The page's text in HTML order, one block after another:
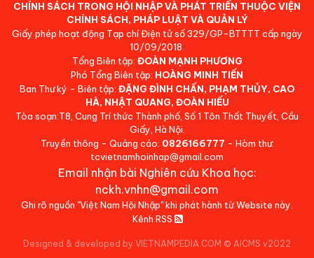
CHÍNH SÁCH TRONG HỘI NHẬP VÀ PHÁT TRIỂN THUỘC VIỆN
CHÍNH SÁCH, PHÁP LUẬT VÀ QUẢN LÝ
Giấy phép hoạt động Tạp chí Điện tử số 329/GP-BTTTT cấp ngày
10/09/2018.
Tổng Biên tập: ĐOÀN MẠNH PHƯƠNG
Phó Tổng Biên tập: HOÀNG MINH TIẾN
Ban Thư ký - Biên tập: ĐẶNG ĐÌNH CHẤN, PHẠM THỦY, CAO
HÀ, NHẬT QUANG, ĐOÀN HIẾU
Tòa soạn:T8, Cung Trí thức Thành phố, Số 1 Tôn Thất Thuyết, Cầu
Giấy, Hà Nội.
Truyền thông - Quảng cáo: 0826166777 - Hòm thư:
tcvietnamhoinhap@gmail.com
Email nhận bài Nghiên cứu Khoa học:
nckh.vnhn@gmail.com
Ghi rõ nguồn "Việt Nam Hội Nhập" khi phát hành từ Website này.
Kênh RSS
Designed & developed by VIETNAMPEDIA.COM © AICMS v2022